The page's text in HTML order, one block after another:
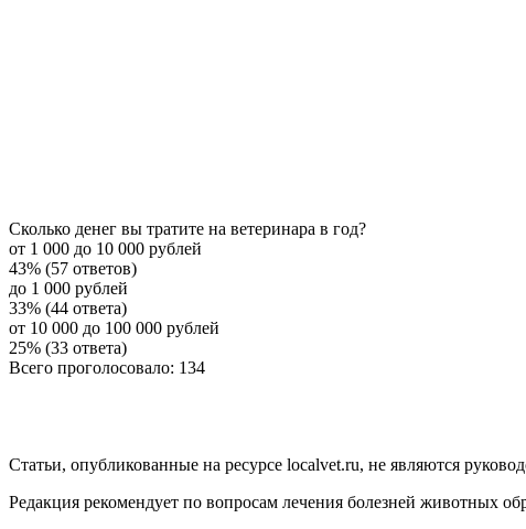
Сколько денег вы тратите на ветеринара в год?
от 1 000 до 10 000 рублей
43% (57 ответов)
до 1 000 рублей
33% (44 ответа)
от 10 000 до 100 000 рублей
25% (33 ответа)
Всего проголосовало: 134
Статьи, опубликованные на ресурсе localvet.ru, не являются
Редакция рекомендует по вопросам лечения болезней животных